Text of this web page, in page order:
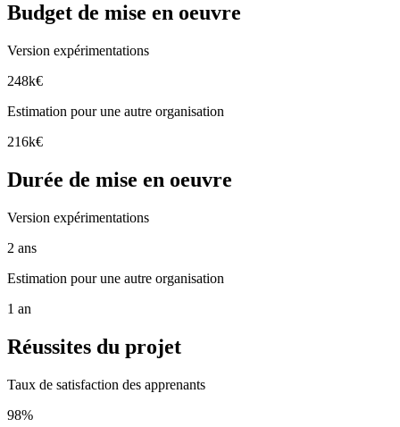
Budget de mise en oeuvre
Version expérimentations
248k€
Estimation pour une autre organisation
216k€
Durée de mise en oeuvre
Version expérimentations
2 ans
Estimation pour une autre organisation
1 an
Réussites du projet
Taux de satisfaction des apprenants
98%